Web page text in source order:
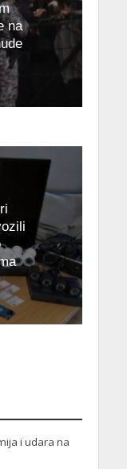
na
i udara na